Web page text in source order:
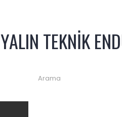
YALIN TEKNİK